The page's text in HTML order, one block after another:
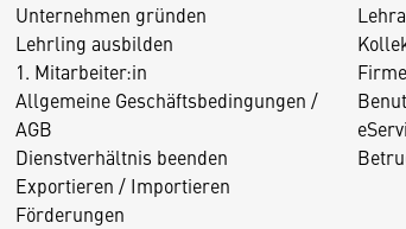
Unternehmen gründen
Lehrling ausbilden
1. Mitarbeiter:in
Allgemeine Geschäftsbedingungen /
AGB
Dienstverhältnis beenden
Exportieren / Importieren
Förderungen